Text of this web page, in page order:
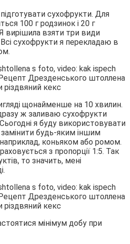
сухофрукти. Для
100 г родзинок і 20 г
вирішила взяти три види
сухофрукти я перекладаю в
щонайменше на 10 хвилин.
ж заливаю сухофрукти
я буду використовувати
будь-яким іншим
коньяком або ромом.
з пропорції 1:5. Так
то значить, мені
мінімум добу при